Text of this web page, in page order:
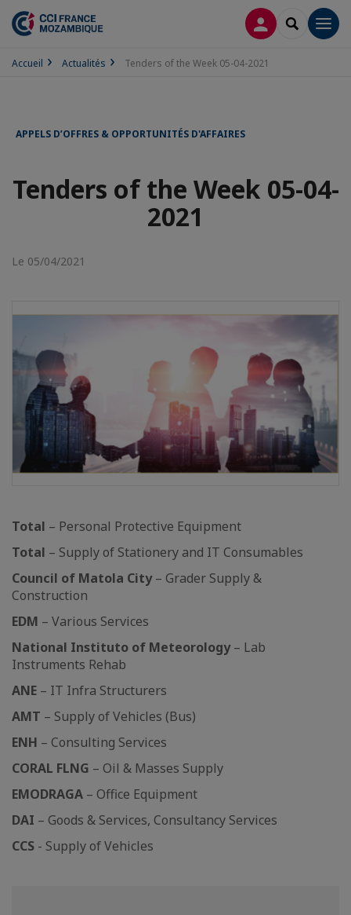
CONNEXION
Accueil Actualités Tenders of the Week 05-04-2021
APPELS D’OFFRES & OPPORTUNITÉS D'AFFAIRES
Tenders of the Week 05-04-
2021
Le 05/04/2021
Total – Personal Protective Equipment
Total – Supply of Stationery and IT Consumables
Council of Matola City– Grader Supply &
Construction
EDM – Various Services
National Instituto of Meteorology– Lab
Instruments Rehab
ANE – IT Infra Structurers
AMT – Supply of Vehicles (Bus)
ENH – Consulting Services
CORAL FLNG – Oil & Masses Supply
EMODRAGA – Office Equipment
DAI – Goods & Services, Consultancy Services
CCS - Supply of Vehicles